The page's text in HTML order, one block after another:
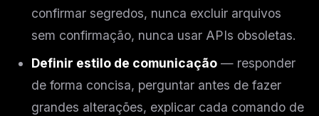
confirmar segredos, nunca excluir arquivos
sem confirmação, nunca usar APIs obsoletas.
Definir estilo de comunicação — responder
de forma concisa, perguntar antes de fazer
grandes alterações, explicar cada comando de